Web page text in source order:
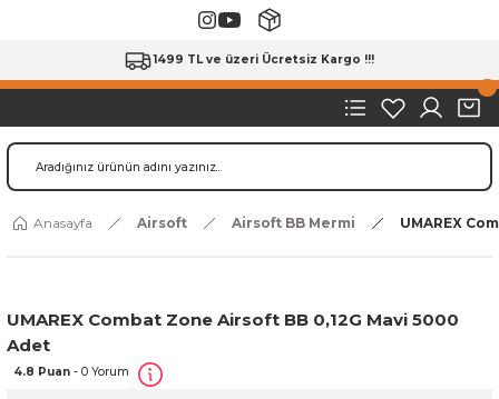
1499 TL ve üzeri Ücretsiz Kargo !!!
Anasayfa Airsoft Airsoft BB Mermi UMAREX
UMAREX Combat Zone Airsoft BB 0,12G Mavi 5000
Adet
4.8 Puan - 0 Yorum